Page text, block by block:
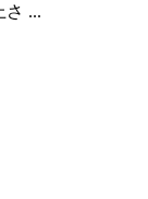
さ ...